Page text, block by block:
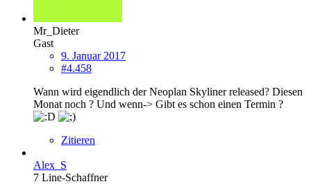
Mr_Dieter
Gast
9. Januar 2017
#4.458
Wann wird eigendlich der Neoplan Skyliner released? Diesen
Monat noch ? Und wenn-> Gibt es schon einen Termin ?
Zitieren
Alex_S
7 Line-Schaffner